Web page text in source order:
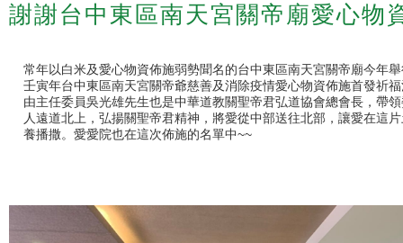
謝謝台中東區南天宮關帝廟愛心物
常年以白米及愛心物資佈施弱勢聞名的台中東區南天宮關帝廟今年
壬寅年台中東區南天宮關帝爺慈善及消除疫情愛心物資佈施首發祈
由主任委員吳光雄先生也是中華道教關聖帝君弘道協會總會長，帶
人遠道北上，弘揚關聖帝君精神，將愛從中部送往北部，讓愛在這
養播撒。愛愛院也在這次佈施的名單中~~